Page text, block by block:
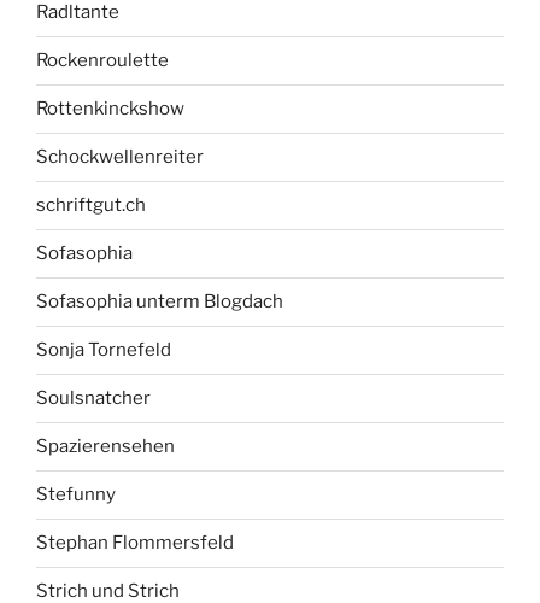
Radltante
Rockenroulette
Rottenkinckshow
Schockwellenreiter
schriftgut.ch
Sofasophia
Sofasophia unterm Blogdach
Sonja Tornefeld
Soulsnatcher
Spazierensehen
Stefunny
Stephan Flommersfeld
Strich und Strich